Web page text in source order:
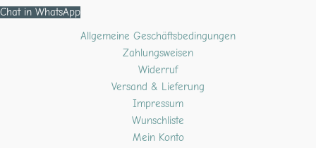
Chat in WhatsApp
Allgemeine Geschäftsbedingungen
Zahlungsweisen
Widerruf
Versand & Lieferung
Impressum
Wunschliste
Mein Konto